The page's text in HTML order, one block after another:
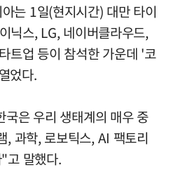
는 1일(현지시간) 대만 타이
닉스, LG, 네이버클라우드,
트업 등이 참석한 가운데 '코
었다.
은 우리 생태계의 매우 중
과학, 로보틱스, AI 팩토리
고 말했다.